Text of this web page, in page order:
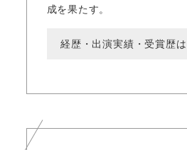
成を果たす。
経歴・出演実績・受賞歴